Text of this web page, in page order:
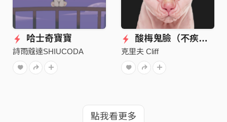
哈士奇寶寶
詩雨蔻達SHIUCODA
酸梅鬼臉（不疾不徐版）
克里夫 Cliff
點我看更多